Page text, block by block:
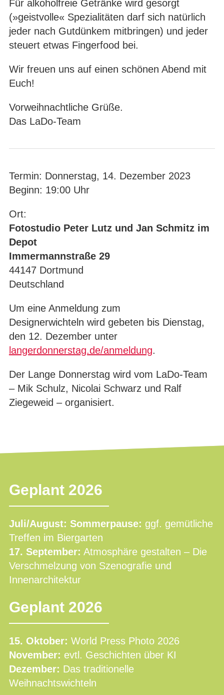
Für alkoholfreie Getränke wird gesorgt
(»geistvolle« Spezialitäten darf sich natürlich
jeder nach Gutdünkem mitbringen) und jeder
steuert etwas Fingerfood bei.
Wir freuen uns auf einen schönen Abend mit
Euch!
Vorweihnachtliche Grüße.
Das LaDo-Team
Termin: Donnerstag, 14. Dezember 2023
Beginn: 19:00 Uhr
Ort:
Fotostudio Peter Lutz und Jan Schmitz im
Depot
Immermannstraße 29
44147 Dortmund
Deutschland
Um eine Anmeldung zum
Designerwichteln wird gebeten bis Dienstag,
den 12. Dezember unter
langerdonnerstag.de/anmeldung.
Der Lange Donnerstag wird vom LaDo-Team
– Mik Schulz, Nicolai Schwarz und Ralf
Ziegeweid – organisiert.
Geplant 2026
Juli/August: Sommerpause: ggf. gemütliche
Treffen im Biergarten
17. September: Atmosphäre gestalten – Die
Verschmelzung von Szenografie und
Innenarchitektur
Geplant 2026
15. Oktober: World Press Photo 2026
November: evtl. Geschichten über KI
Dezember: Das traditionelle
Weihnachtswichteln